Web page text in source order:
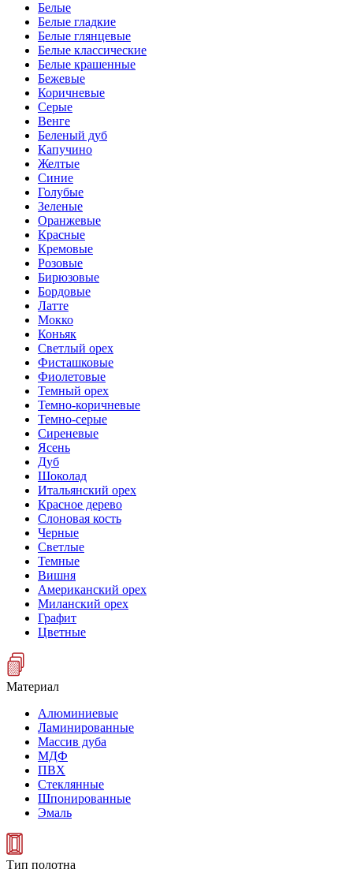
Белые
Белые гладкие
Белые глянцевые
Белые классические
Белые крашенные
Бежевые
Коричневые
Серые
Венге
Беленый дуб
Капучино
Желтые
Синие
Голубые
Зеленые
Оранжевые
Красные
Кремовые
Розовые
Бирюзовые
Бордовые
Латте
Мокко
Коньяк
Светлый орех
Фисташковые
Фиолетовые
Темный орех
Темно-коричневые
Темно-серые
Сиреневые
Ясень
Дуб
Шоколад
Итальянский орех
Красное дерево
Слоновая кость
Черные
Светлые
Темные
Вишня
Американский орех
Миланский орех
Графит
Цветные
Материал
Алюминиевые
Ламинированные
Массив дуба
МДФ
ПВХ
Стеклянные
Шпонированные
Эмаль
Тип полотна